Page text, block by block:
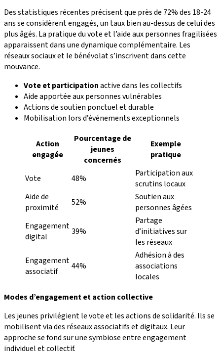
Des statistiques récentes précisent que près de 72% des 18-24
ans se considèrent engagés, un taux bien au-dessus de celui des
plus âgés. La pratique du vote et l’aide aux personnes fragilisées
apparaissent dans une dynamique complémentaire. Les
réseaux sociaux et le bénévolat s’inscrivent dans cette
mouvance.
Vote et participationactive dans les collectifs
Aide apportée aux personnes vulnérables
Actions de soutien ponctuel et durable
Mobilisation lors d’événements exceptionnels
Action
engagée
Pourcentage de
jeunes
concernés
Exemple
pratique
Vote 48%
Participation aux
scrutins locaux
Aide de
proximité
52%
Soutien aux
personnes âgées
Engagement
digital
39%
Partage
d’initiatives sur
les réseaux
Engagement
associatif
44%
Adhésion à des
associations
locales
Modes d’engagement et action collective
Les jeunes privilégient le vote et les actions de solidarité. Ils se
mobilisent via des réseaux associatifs et digitaux. Leur
approche se fond sur une symbiose entre engagement
individuel et collectif.